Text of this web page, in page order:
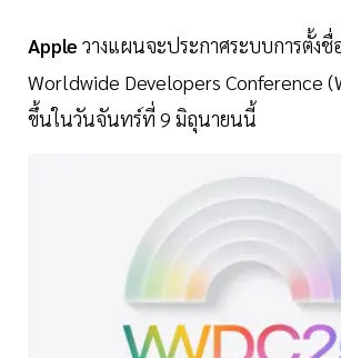
Apple วางแผนจะประกาศระบบการตั้ง
Worldwide Developers Conference
ขึ้นในวันจันทร์ที่ 9 มิถุนายนนี้